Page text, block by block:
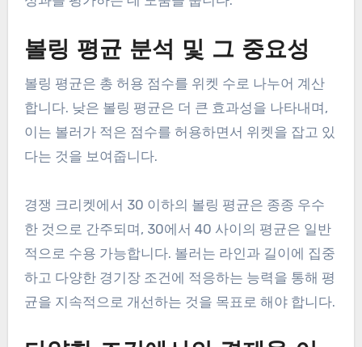
볼링 평균 분석 및 그 중요성
볼링 평균은 총 허용 점수를 위켓 수로 나누어 계산
합니다. 낮은 볼링 평균은 더 큰 효과성을 나타내며,
이는 볼러가 적은 점수를 허용하면서 위켓을 잡고 있
다는 것을 보여줍니다.
경쟁 크리켓에서 30 이하의 볼링 평균은 종종 우수
한 것으로 간주되며, 30에서 40 사이의 평균은 일반
적으로 수용 가능합니다. 볼러는 라인과 길이에 집중
하고 다양한 경기장 조건에 적응하는 능력을 통해 평
균을 지속적으로 개선하는 것을 목표로 해야 합니다.